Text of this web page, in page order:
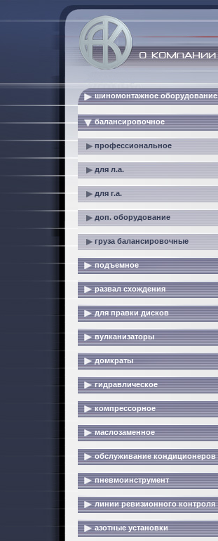
шиномонтажное оборудование
балансировочное
профессиональное
для л.а.
для г.а.
доп. оборудование
груза балансировочные
подъемное
развал схождения
для правки дисков
вулканизаторы
домкраты
гидравлическое
компрессорное
маслозаменное
обслуживание кондиционеров
пневмоинструмент
линии ревизионного контроля
азотные установки